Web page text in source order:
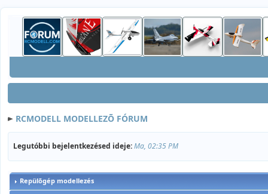
RCMODELL MODELLEZÕ FÓRUM
Legutóbbi bejelentkezésed ideje:Ma, 02:35 PM
Repülõgép modellezés